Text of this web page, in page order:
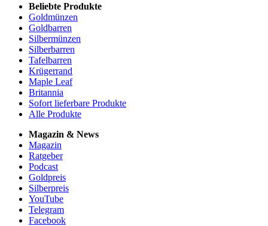
Beliebte Produkte
Goldmünzen
Goldbarren
Silbermünzen
Silberbarren
Tafelbarren
Krügerrand
Maple Leaf
Britannia
Sofort lieferbare Produkte
Alle Produkte
Magazin & News
Magazin
Ratgeber
Podcast
Goldpreis
Silberpreis
YouTube
Telegram
Facebook